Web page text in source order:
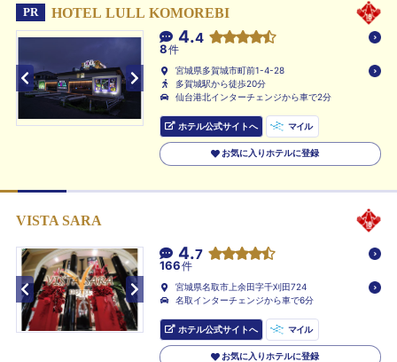
PR HOTEL LULL KOMOREBI
4.4
8件
宮城県多賀城市町前1-4-28
多賀城駅から徒歩20分
仙台港北インターチェンジから車で2分
ホテル公式サイトへ マイル
お気に入りホテルに登録
VISTA SARA
4.7
166件
宮城県名取市上余田字千刈田724
名取インターチェンジから車で6分
ホテル公式サイトへ マイル
お気に入りホテルに登録